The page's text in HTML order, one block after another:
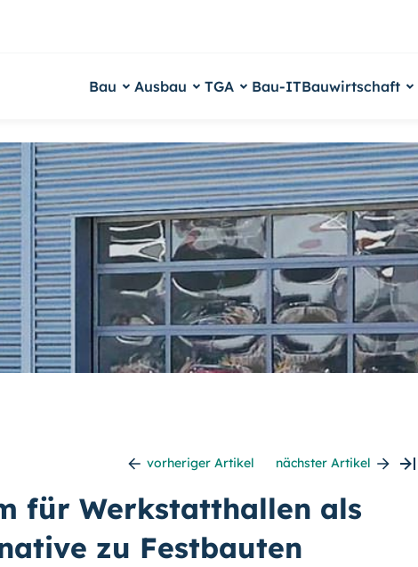
Bau Ausbau TGA Bau-ITBauwirtschaft
vorheriger Artikel nächster Artikel
für Werkstatthallen als
zu Festbauten